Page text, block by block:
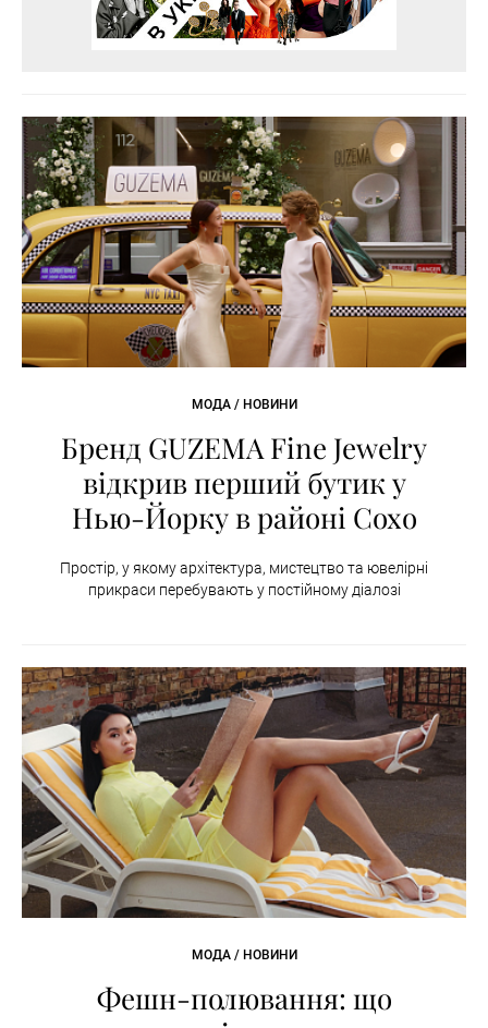
МОДА / НОВИНИ
Бренд GUZEMA Fine Jewelry
відкрив перший бутик у
Нью-Йорку в районі Сохо
Простір, у якому архітектура, мистецтво та ювелірні
прикраси перебувають у постійному діалозі
МОДА / НОВИНИ
Фешн-полювання: що